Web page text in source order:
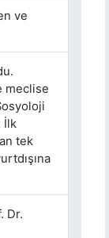
ve
meclise
İlk
tek
Dr.